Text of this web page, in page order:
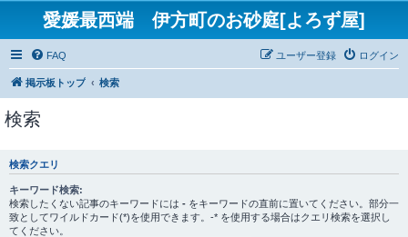
愛媛最西端 伊方町のお砂庭[よろず屋]
FAQ ログイン
ユーザー登録
掲示板トップ 検索
検索
検索クエリ
キーワード検索:
検索したくない記事のキーワードには - をキーワードの直前に置いてください。部分一
致としてワイルドカード(*)を使用できます。-* を使用する場合はクエリ検索を選択し
てください。